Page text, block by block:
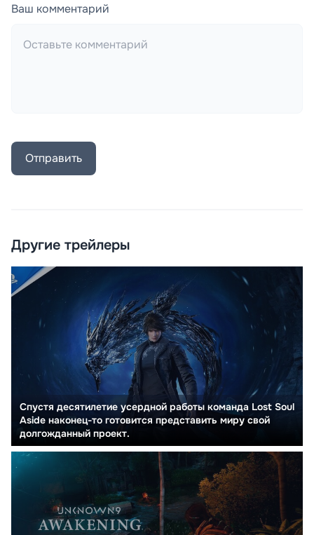
Ваш комментарий
Отправить
Другие трейлеры
Спустя десятилетие усердной работы команда Lost Soul
Aside наконец-то готовится представить миру свой
долгожданный проект.